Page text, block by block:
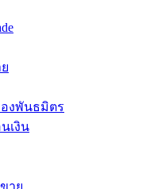
งพันธมิตร
เงิน
าย